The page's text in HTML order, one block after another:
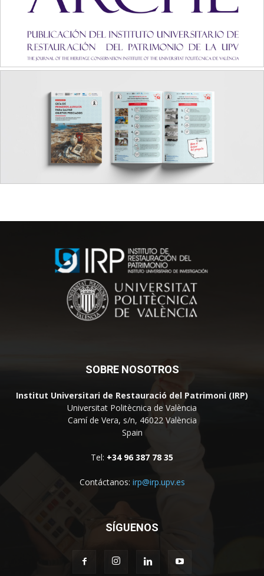
SOBRE NOSOTROS
Institut Universitari de Restauració del Patrimoni (IRP)
Universitat Politècnica de València
Camí de Vera, s/n, 46022 València
Spain
Tel: +34 96 387 78 35
Contáctanos: irp@irp.upv.es
SÍGUENOS